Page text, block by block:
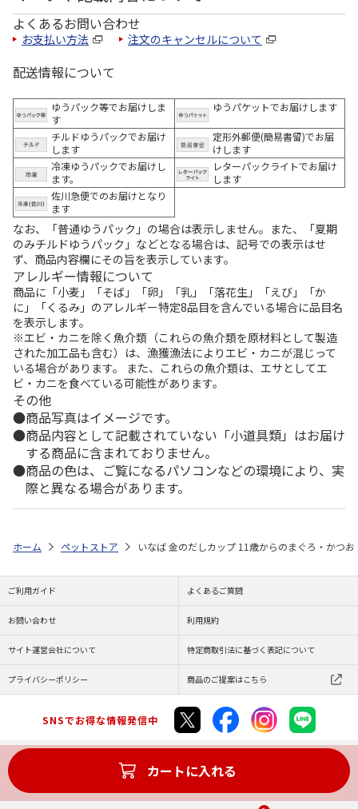
よくあるお問い合わせ
お支払い方法 注文のキャンセルについて
配送情報について
ゆうパック等でお届けしま
す
ゆうパケットでお届けします
チルドゆうパックでお届け
します
定形外郵便(簡易書留)でお届
けします
冷凍ゆうパックでお届けし
ます。
レターパックライトでお届け
します
佐川急便でのお届けとなり
ます
なお、「普通ゆうパック」の場合は表示しません。また、「夏期
のみチルドゆうパック」などとなる場合は、記号での表示はせ
ず、商品内容欄にその旨を表示しています。
アレルギー情報について
商品に「小麦」「そば」「卵」「乳」「落花生」「えび」「か
に」「くるみ」のアレルギー特定8品目を含んでいる場合に品目名
を表示します。
※エビ・カニを除く魚介類（これらの魚介類を原材料として製造
された加工品も含む）は、漁獲漁法によりエビ・カニが混じって
いる場合があります。 また、これらの魚介類は、エサとしてエ
ビ・カニを食べている可能性があります。
その他
商品写真はイメージです。
商品内容として記載されていない「小道具類」はお届け
する商品に含まれておりません。
商品の色は、ご覧になるパソコンなどの環境により、実
際と異なる場合があります。
カートに入れる
ホーム ペットストア いなば 金のだしカップ 11歳からのまぐろ・かつ
ご利用ガイド よくあるご質問
お問い合わせ 利用規約
サイト運営会社について 特定商取引法に基づく表記について
プライバシーポリシー 商品のご提案はこちら
SNSでお得な情報発信中